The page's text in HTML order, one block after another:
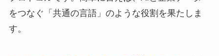
をつなぐ「共通の言語」のような役割を果たしま
す。